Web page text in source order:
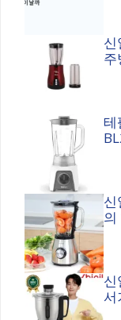
신
주
테
신
의
신
서